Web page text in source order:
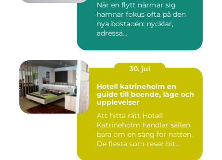
När en flytt närmar sig
hamnar fokus ofta på den
nya bostaden: nycklar,
adressä...
30. jul
Hotell katrineholm en
guide till boende, läge och
upplevelser
Att hitta rätt Hotell
Katrineholm handlar sällan
bara om en säng för natten.
De flesta som reser hit...